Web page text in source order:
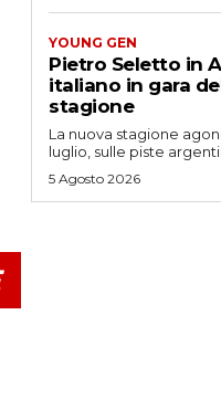
YOUNG GEN
Pietro Seletto in
italiano in gara
stagione
La nuova stagione
luglio, sulle piste
5 Agosto 2026